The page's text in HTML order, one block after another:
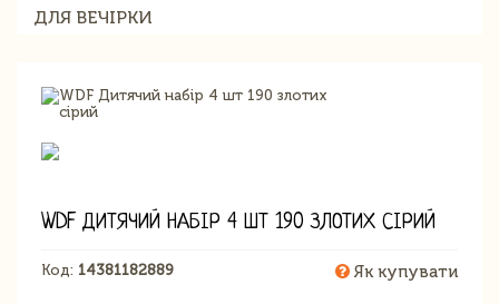
ДЛЯ ВЕЧІРКИ
WDF ДИТЯЧИЙ НАБІР 4 ШТ 190 ЗЛОТИХ СІРИЙ
Код: 14381182889 Як купувати